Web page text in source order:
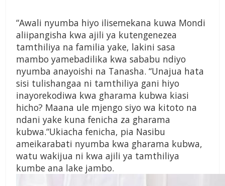
“Awali nyumba hiyo ilisemekana kuwa Mondi
aliipangisha kwa ajili ya kutengenezea
tamthiliya na familia yake, lakini sasa
mambo yamebadilika kwa sababu ndiyo
nyumba anayoishi na Tanasha. “Unajua hata
sisi tulishangaa ni tamthiliya gani hiyo
inayorekodiwa kwa gharama kubwa kiasi
hicho? Maana ule mjengo siyo wa kitoto na
ndani yake kuna fenicha za gharama
kubwa.“Ukiacha fenicha, pia Nasibu
ameikarabati nyumba kwa gharama kubwa,
watu wakijua ni kwa ajili ya tamthiliya
kumbe ana lake jambo.